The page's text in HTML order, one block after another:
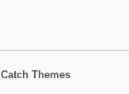
Catch Themes